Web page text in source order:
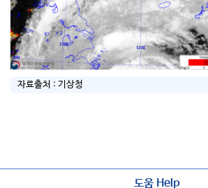
자료출처 : 기상청
도움 Help